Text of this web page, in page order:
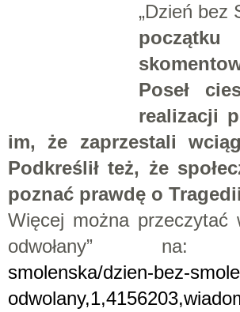
„Dzień bez
Poseł
realizacji
im, że zaprzestali
Podkreślił też, że
poznać prawdę o
Więcej można przeczytać
odwołany”
smolenska/dzien-bez-